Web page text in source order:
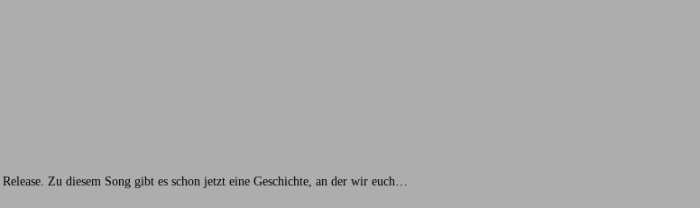
Zu diesem Song gibt es schon jetzt eine Geschichte, an der wir euch…